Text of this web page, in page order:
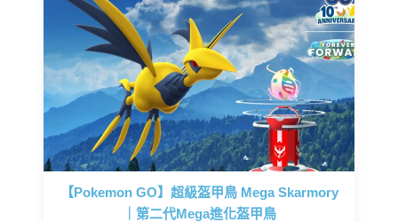
【Pokemon GO】超級盔甲鳥 Mega Skarmory
｜第二代Mega進化盔甲鳥